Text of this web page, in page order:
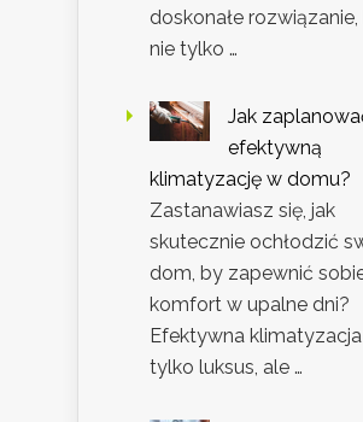
doskonałe
nie tylko …
Jak
efektywną
klimatyzację w domu?
Zastanawiasz się, jak
skutecznie ochłodzić
dom, by zapewnić
komfort w upalne dni?
Efektywna
tylko luksus, ale …